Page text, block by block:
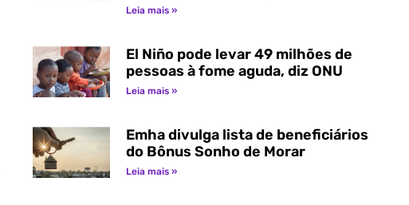
Leia mais »
El Niño pode levar 49 milhões de
pessoas à fome aguda, diz ONU
Leia mais »
Emha divulga lista de beneficiários
do Bônus Sonho de Morar
Leia mais »